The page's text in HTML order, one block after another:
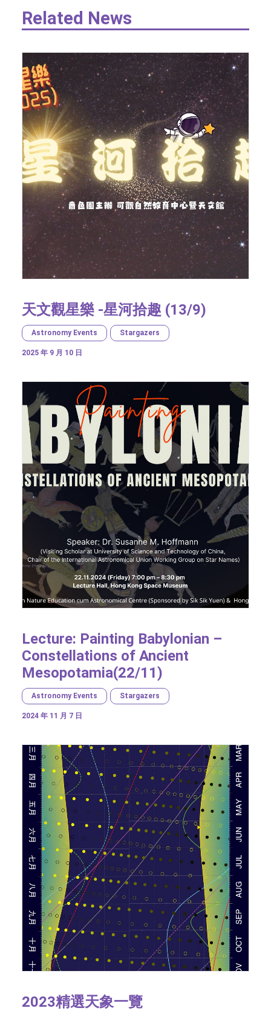
Related News
天文觀星樂 -星河拾趣 (13/9)
Astronomy Events Stargazers
2025 年 9 月 10 日
Lecture: Painting Babylonian –
Constellations of Ancient
Mesopotamia(22/11)
Astronomy Events Stargazers
2024 年 11 月 7 日
2023精選天象一覽